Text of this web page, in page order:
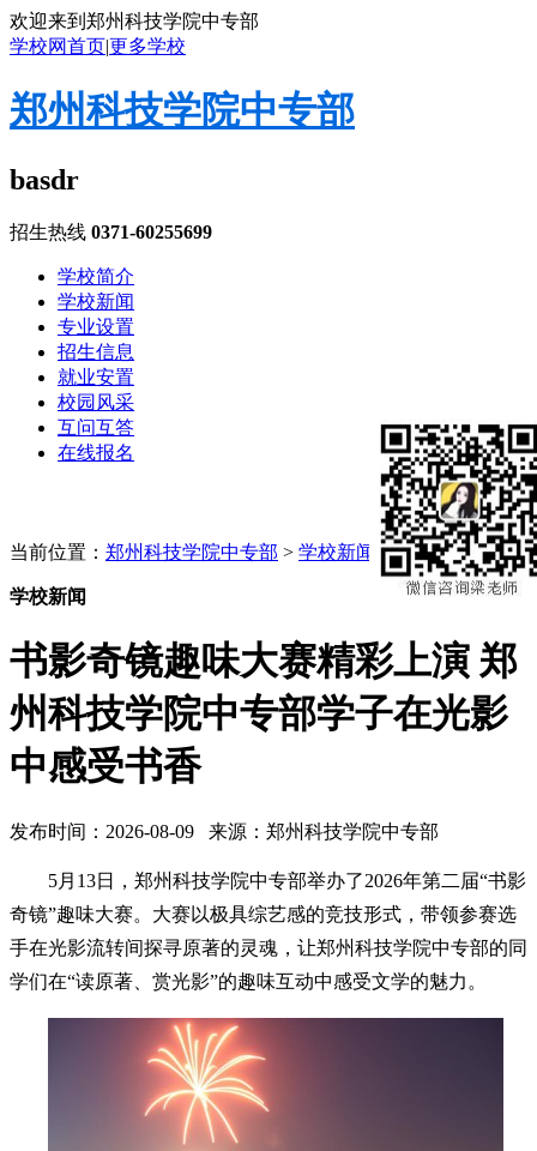
欢迎来到郑州科技学院中专部
学校网首页|更多学校
郑州科技学院中专部
basdr
招生热线 0371-60255699
学校简介
学校新闻
专业设置
招生信息
就业安置
校园风采
互问互答
在线报名
当前位置： 郑州科技学院中专部 > 学校新闻
学校新闻
书影奇镜趣味大赛精彩上演 郑
州科技学院中专部学子在光影
中感受书香
发布时间：2026-08-09 来源：郑州科技学院中专部
5月13日，郑州科技学院中专部举办了2026年第二届“书影
奇镜”趣味大赛。大赛以极具综艺感的竞技形式，带领参赛选
手在光影流转间探寻原著的灵魂，让郑州科技学院中专部的同
学们在“读原著、赏光影”的趣味互动中感受文学的魅力。